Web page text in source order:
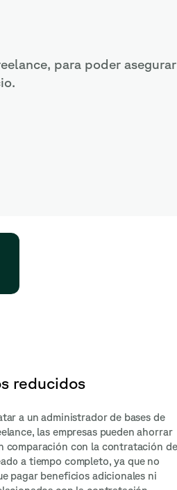
para poder
en el proyecto
los administradores
centrarse
en cuestión, sin
lo que aumenta la
en la ejecución de